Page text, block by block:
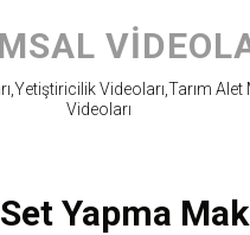
content
Videoları,Tarım Alet
Videoları
Yapma